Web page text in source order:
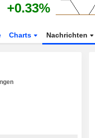
+0.33%
Charts Nachrichten